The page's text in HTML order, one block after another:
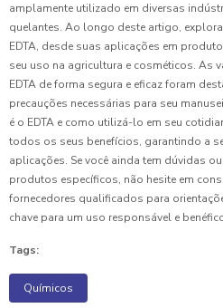
amplamente utilizado em diversas
quelantes. Ao longo deste artigo,
EDTA, desde suas aplicações em
seu uso na agricultura e cosméticos. As
EDTA de forma segura e eficaz foram
precauções necessárias para seu
é o EDTA e como utilizá-lo em seu
todos os seus benefícios, garantindo a
aplicações. Se você ainda tem dúvidas
produtos específicos, não hesite em
fornecedores qualificados para
chave para um uso responsável e
Tags:
Químicos